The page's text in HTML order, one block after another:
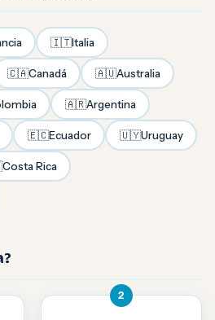
🇮🇹Italia
🇨🇦Canadá 🇦🇺Australia
🇦🇷Argentina
🇪🇨Ecuador 🇺🇾Uruguay
Costa Rica
2